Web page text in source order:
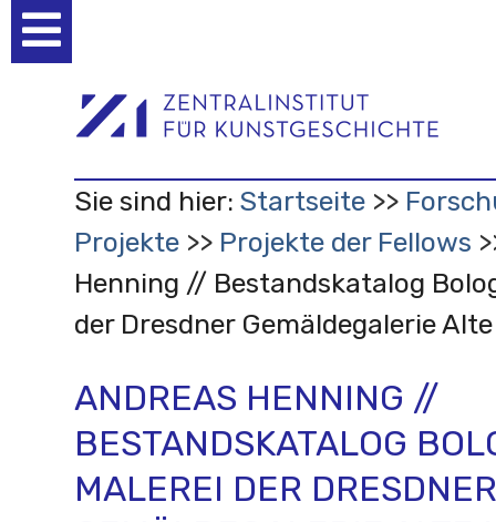
Werkzeuge
Sie sind hier: Startseite
Projekte
Projekte der Fellows
Henning // Bestandskatalog
der Dresdner Gemäldegalerie
ANDREAS HENNING //
BESTANDSKATALOG
MALEREI DER DRESDNER